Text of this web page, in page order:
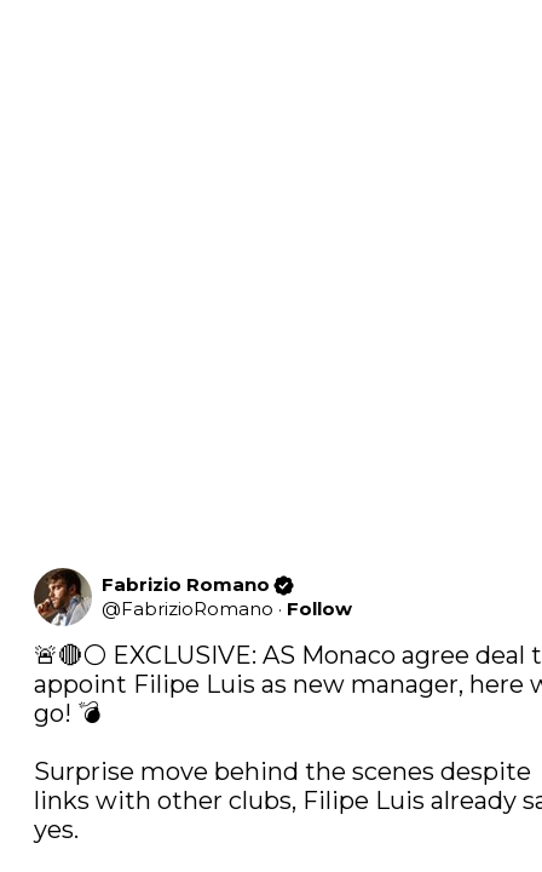
Fabrizio Romano
@FabrizioRomano · Follow
🚨🔴⚪️ EXCLUSIVE: AS Monaco agree deal
appoint Filipe Luis as new manager, here
go! 💣
Surprise move behind the scenes despite
links with other clubs, Filipe Luis already
yes.